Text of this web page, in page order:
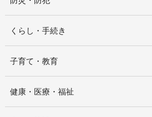
くらし・手続き
子育て・教育
健康・医療・福祉